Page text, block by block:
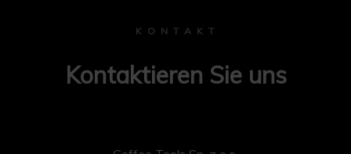
K O N T A K T
Kontaktieren Sie uns